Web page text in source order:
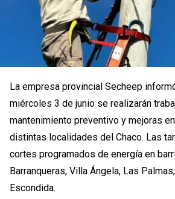
La empresa provincial Secheep
miércoles 3 de junio se realizarán
mantenimiento preventivo y mejoras
distintas localidades del Chaco. Las
cortes programados de energía en
Barranqueras, Villa Ángela, Las
Escondida.